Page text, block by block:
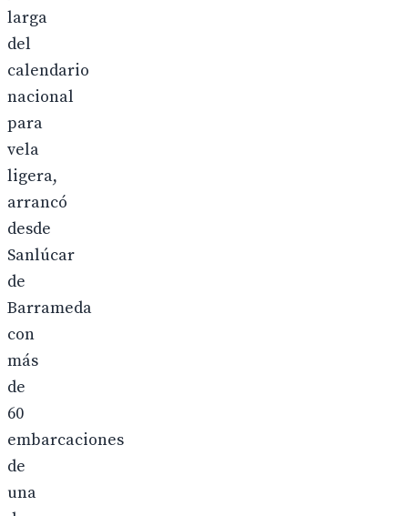
larga
del
calendario
nacional
para
vela
ligera,
arrancó
desde
Sanlúcar
de
Barrameda
con
más
de
60
embarcaciones
de
una